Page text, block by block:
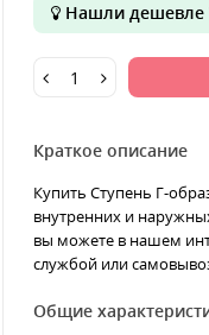
Нашли дешевле
Краткое описание
Купить Ступень Г-
внутренних и
вы можете в нашем
службой или
Общие